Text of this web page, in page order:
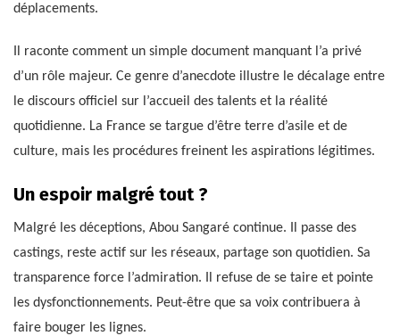
déplacements.
Il raconte comment un simple document manquant l’a privé
d’un rôle majeur. Ce genre d’anecdote illustre le décalage entre
le discours officiel sur l’accueil des talents et la réalité
quotidienne. La France se targue d’être terre d’asile et de
culture, mais les procédures freinent les aspirations légitimes.
Un espoir malgré tout ?
Malgré les déceptions, Abou Sangaré continue. Il passe des
castings, reste actif sur les réseaux, partage son quotidien. Sa
transparence force l’admiration. Il refuse de se taire et pointe
les dysfonctionnements. Peut-être que sa voix contribuera à
faire bouger les lignes.